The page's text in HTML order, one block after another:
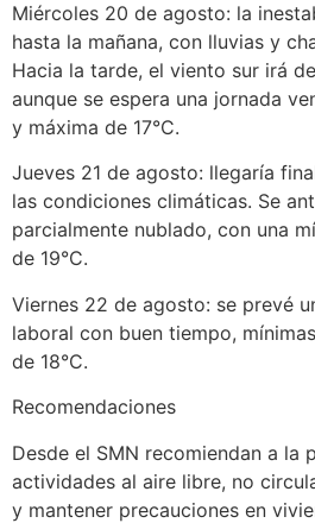
Miércoles 20 de agosto: la
hasta la mañana, con lluvias y
Hacia la tarde, el viento sur irá
aunque se espera una jornada
y máxima de 17°C.
Jueves 21 de agosto: llegaría
las condiciones climáticas. Se
parcialmente nublado, con una
de 19°C.
Viernes 22 de agosto: se prevé
laboral con buen tiempo,
de 18°C.
Recomendaciones
Desde el SMN recomiendan a la
actividades al aire libre, no
y mantener precauciones en